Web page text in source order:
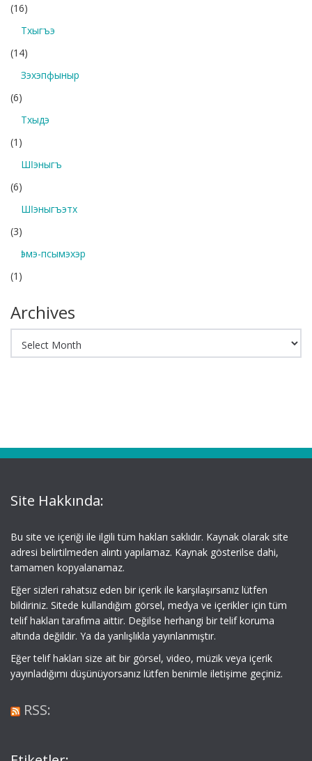
(16)
Тхыгъэ
(14)
Зэхэпфыныр
(6)
Тхыдэ
(1)
Шӏэныгъ
(6)
Шӏэныгъэтх
(3)
Ӏэмэ-псымэхэр
(1)
Archives
Site Hakkında:
Bu site ve içeriği ile ilgili tüm hakları saklıdır. Kaynak olarak site
adresi belirtilmeden alıntı yapılamaz. Kaynak gösterilse dahi,
tamamen kopyalanamaz.
Eğer sizleri rahatsız eden bir içerik ile karşılaşırsanız lütfen
bildiriniz. Sitede kullandığım görsel, medya ve içerikler için tüm
telif hakları tarafıma aittir. Değilse herhangi bir telif koruma
altında değildir. Ya da yanlışlıkla yayınlanmıştır.
Eğer telif hakları size ait bir görsel, video, müzik veya içerik
yayınladığımı düşünüyorsanız lütfen benimle iletişime geçiniz.
RSS: